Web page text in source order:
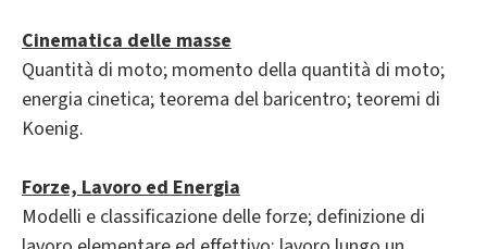
Cinematica delle masse
Quantità di moto; momento della quantità di moto;
energia cinetica; teorema del baricentro; teoremi di
Koenig.
Forze, Lavoro ed Energia
Modelli e classificazione delle forze; definizione di